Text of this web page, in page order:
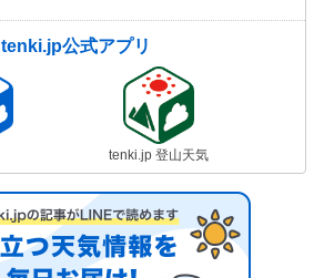
tenki.jp公式アプリ
tenki.jp 登山天気